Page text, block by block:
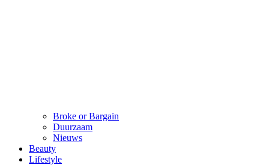
Broke or Bargain
Duurzaam
Nieuws
Beauty
Lifestyle